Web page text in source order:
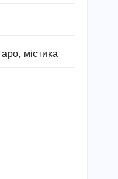
містика